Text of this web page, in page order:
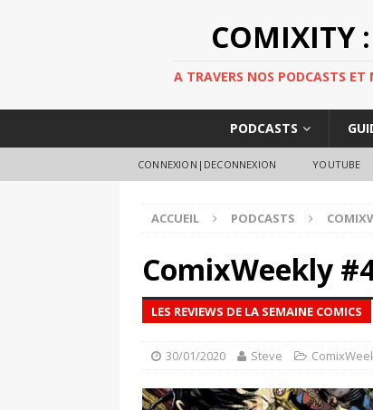
COMIXITY
A TRAVERS NOS PODCASTS ET
PODCASTS
CONNEXION|DECONNEXION YOUTUBE
ACCUEIL PODCASTS
ComixWeekly
LES REVIEWS DE LA SEMAINE COMICS
30/01/2020 Steve